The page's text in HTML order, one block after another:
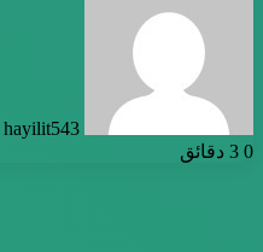
hayilit543
0